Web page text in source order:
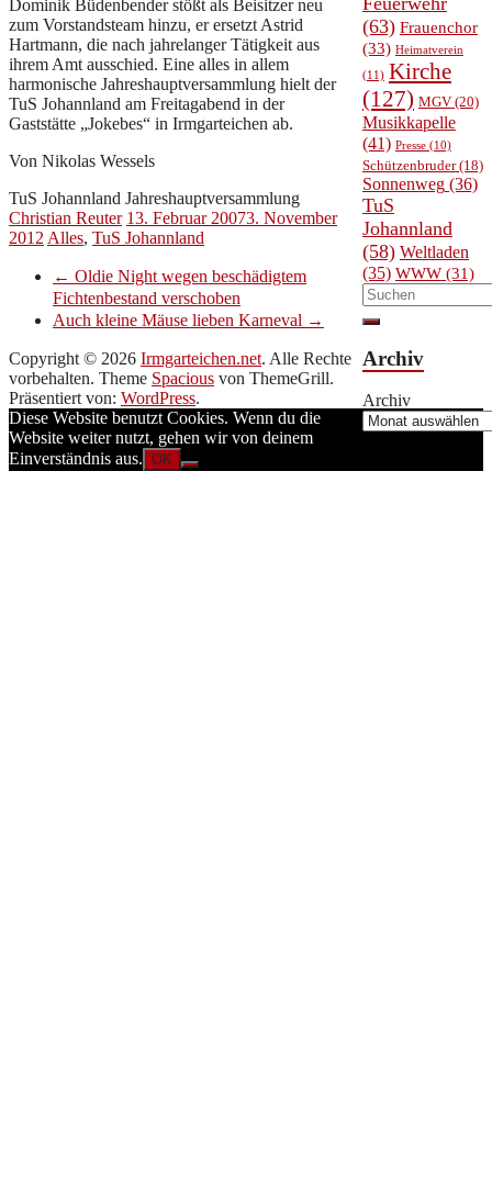
Dominik Büdenbender stößt als Beisitzer neu
zum Vorstandsteam hinzu, er ersetzt Astrid
Hartmann, die nach jahrelanger Tätigkeit aus
ihrem Amt ausschied. Eine alles in allem
harmonische Jahreshauptversammlung hielt der
TuS Johannland am Freitagabend in der
Gaststätte „Jokebes“ in Irmgarteichen ab.
Von Nikolas Wessels
TuS Johannland Jahreshauptversammlung
Christian Reuter 13. Februar 20073. November
2012 Alles, TuS Johannland
← Oldie Night wegen beschädigtem
Fichtenbestand verschoben
Auch kleine Mäuse lieben Karneval →
(63) Frauenchor
(33) Heimatverein
(11) Kirche
(127) MGV(20)
Musikkapelle
(41) Presse(10)
Schützenbruder(18)
Sonnenweg(36)
TuS
Johannland
(58) Weltladen
(35) WWW(31)
Archiv
Archiv
Copyright © 2026 Irmgarteichen.net. Alle Rechte
vorbehalten. Theme Spacious von ThemeGrill.
Präsentiert von: WordPress.
Diese Website benutzt Cookies. Wenn du die
Website weiter nutzt, gehen wir von deinem
Einverständnis aus. OK